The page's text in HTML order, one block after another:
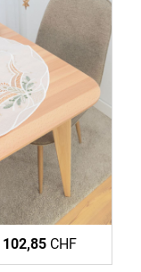
102,85CHF